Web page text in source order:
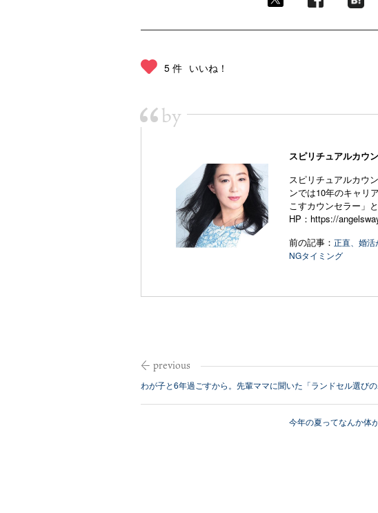
5 件 いいね！
“by
スピリチュアルカウ
スピリチュアルカウ
ンでは10年のキャリ
こすカウンセラー」
HP： https://
前の記事： 正直、婚
NGタイミング
わが子と6年過ごすから。先輩ママに聞いた「ランドセル選びの
今年の夏ってなんか体